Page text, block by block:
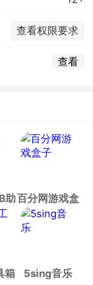
查看权限要求
查看
助百分网游戏盒
子
箱 5sing音乐